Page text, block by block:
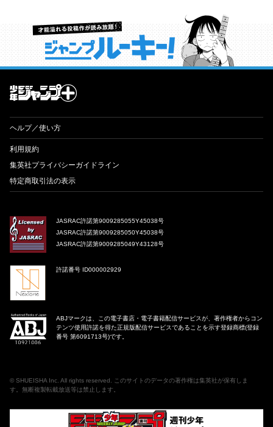
才能溢れる投稿作が読み放題！ ジャンプルーキー！
ヘルプ／使い方
利用規約
集英社プライバシーガイドライン
特定商取引法の表示
JASRAC許諾第9009285055Y45038号
JASRAC許諾第9009285050Y45038号
JASRAC許諾第9009285049Y43128号
許諾番号 ID000002929
ABJマークは、この電子書店・電子書籍配信サービスが、著作権者からコン
テンツ使用許諾を得た正規版配信サービスであることを示す登録商標(登録
番号 第6091713号)です。
© SHUEISHA Inc . All rights reserved. このサイトのデータの著作権は集英社が保有しま
す。無断複製転載放送等は禁止します。